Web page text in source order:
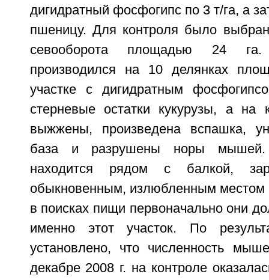
дигидратный фосфогипс по 3 т/га, а
пшеницу. Для контроля было
севооборота площадью 24
производился на 10 делянках
участке с дигидратным
стерневые остатки кукурузы, а на
выжжены, произведена вспашка,
база и разрушены норы мышей.
находится рядом с балкой,
обыкновенным, излюбленным
в поисках пищи первоначально они
именно этот участок. По
установлено, что численность
декабре 2008 г. на контроле